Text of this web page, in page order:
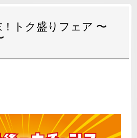
！トク盛りフェア 〜